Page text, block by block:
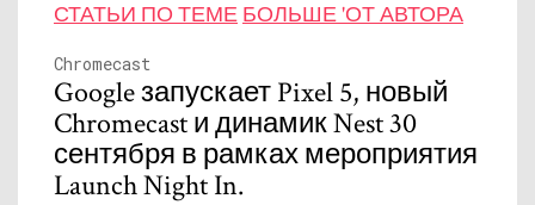
СТАТЬИ ПО ТЕМЕ БОЛЬШЕ 'ОТ АВТОРА
Chromecast
Google запускает Pixel 5, новый
Chromecast и динамик Nest 30
сентября в рамках мероприятия
Launch Night In.